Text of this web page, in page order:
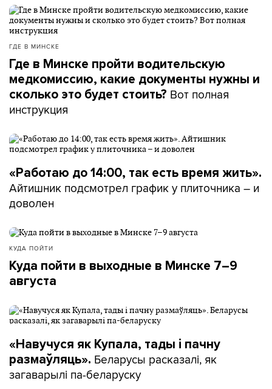
ГДЕ В МИНСКЕ
Где в Минске пройти водительскую
медкомиссию, какие документы нужны и
сколько это будет стоить? Вот полная
инструкция
«Работаю до 14:00, так есть время жить».
Айтишник подсмотрел график у плиточника – и
доволен
КУДА ПОЙТИ
Куда пойти в выходные в Минске 7–9
августа
«Навучуся як Купала, тады і пачну
размаўляць». Беларусы расказалі, як
загаварылі па-беларуску